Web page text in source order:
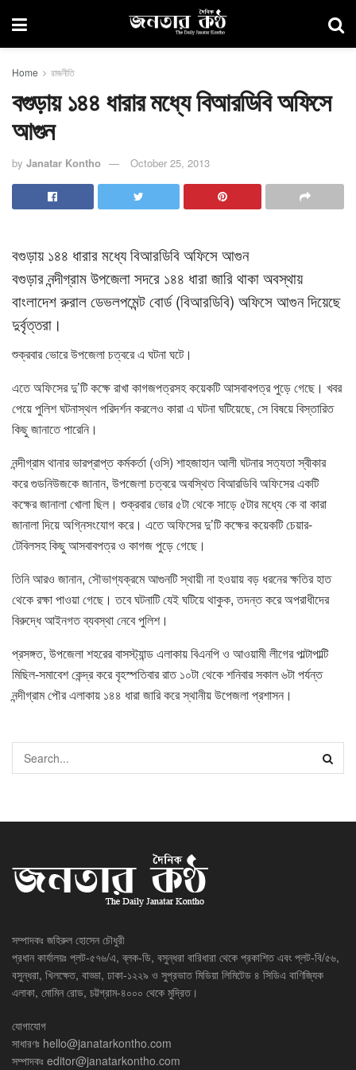
Home রাজনীতি
বগুড়ায় ১৪৪ ধারার মধ্যে বিআরডিবি অফিসে
আগুন
by Janatar Kontho October 25, 2013
বগুড়ায় ১৪৪ ধারার মধ্যে বিআরডিবি অফিসে আগুন
বগুড়ার নন্দীগ্রাম উপজেলা সদরে ১৪৪ ধারা জারি থাকা অবস্থায়
বাংলাদেশ রুরাল ডেভলপমেন্ট বোর্ড (বিআরডিবি) অফিসে আগুন দিয়েছে
দুর্বৃত্তরা।
শুক্রবার ভোরে উপজেলা চত্বরে এ ঘটনা ঘটে।
এতে অফিসের দু’টি কক্ষে রাখা কাগজপত্রসহ কয়েকটি আসবাবপত্র পুড়ে গেছে। খবর
পেয়ে পুলিশ ঘটনাস্থল পরিদর্শন করলেও কারা এ ঘটনা ঘটিয়েছে, সে বিষয়ে বিস্তারিত
কিছু জানাতে পারেনি।
নন্দীগ্রাম থানার ভারপ্রাপ্ত কর্মকর্তা (ওসি) শাহজাহান আলী ঘটনার সত্যতা স্বীকার
করে গুডনিউজকে জানান, উপজেলা চত্বরে অবস্থিত বিআরডিবি অফিসের একটি
কক্ষের জানালা খোলা ছিল। শুক্রবার ভোর ৫টা থেকে সাড়ে ৫টার মধ্যে কে বা কারা
জানালা দিয়ে অগ্নিসংযোগ করে। এতে অফিসের দু’টি কক্ষের কয়েকটি চেয়ার-
টেবিলসহ কিছু আসবাবপত্র ও কাগজ পুড়ে গেছে।
তিনি আরও জানান, সৌভাগ্যক্রমে আগুনটি স্থায়ী না হওয়ায় বড় ধরনের ক্ষতির হাত
থেকে রক্ষা পাওয়া গেছে। তবে ঘটনাটি যেই ঘটিয়ে থাকুক, তদন্ত করে অপরাধীদের
বিরুদ্ধে আইনগত ব্যবস্থা নেবে পুলিশ।
প্রসঙ্গত, উপজেলা শহরের বাসস্ট্যান্ড এলাকায় বিএনপি ও আওয়ামী লীগের পাল্টাপাল্টি
মিছিল-সমাবেশ কেন্দ্র করে বৃহস্পতিবার রাত ১০টা থেকে শনিবার সকাল ৬টা পর্যন্ত
নন্দীগ্রাম পৌর এলাকায় ১৪৪ ধারা জারি করে স্থানীয় উপেজলা প্রশাসন।
সম্পাদকঃ জহিরুল হোসেন চৌধুরী
প্রধান কার্যালয়ঃ প্লট-৫৭৬/এ, ব্লক-ডি, বসুন্ধরা বারিধারা থেকে প্রকাশিত এবং প্লট-বি/৫৬,
বসুন্ধরা, খিলক্ষেত, বাড্ডা, ঢাকা-১২২৯ ও সুপ্রভাত মিডিয়া লিমিটেড ৪ সিডিএ বাণিজ্যিক
এলাকা, মোমিন রোড, চট্টগ্রাম-৪০০০ থেকে মুদ্রিত।
যোগাযোগ
সাধারণঃ hello@janatarkontho.com
সম্পাদকঃ editor@janatarkontho.com